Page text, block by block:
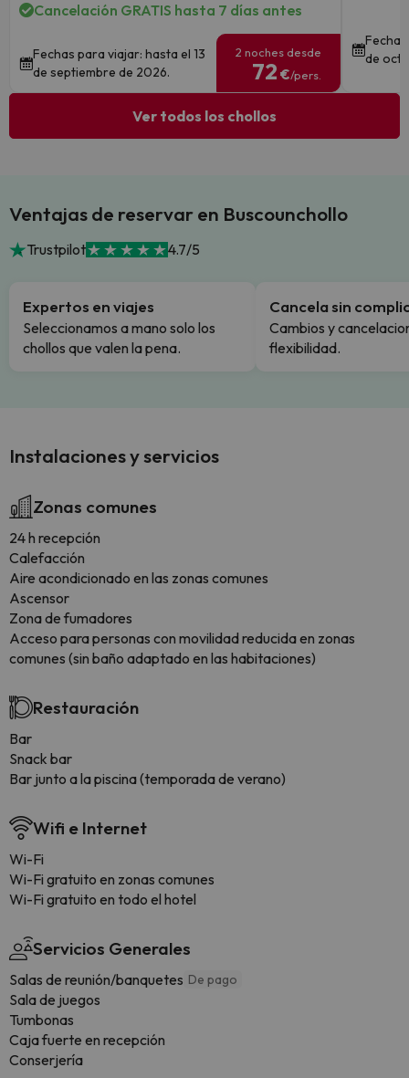
Cancelación GRATIS hasta 7 días antes
Fechas para viajar: hasta el 13
de septiembre de 2026.
2 noches desde
72 €/pers.
de
Ver todos los chollos
Ventajas de reservar en Buscounchollo
Trustpilot 4.7/5
Expertos en viajes
Seleccionamos a mano solo los
chollos que valen la pena.
Cancela sin
Cambios y
flexibilidad.
Instalaciones y servicios
Zonas comunes
24 h recepción
Calefacción
Aire acondicionado en las zonas comunes
Ascensor
Zona de fumadores
Acceso para personas con movilidad reducida en zonas
comunes (sin baño adaptado en las habitaciones)
Restauración
Bar
Snack bar
Bar junto a la piscina (temporada de verano)
Wifi e Internet
Wi-Fi
Wi-Fi gratuito en zonas comunes
Wi-Fi gratuito en todo el hotel
Servicios Generales
Salas de reunión/banquetes De pago
Sala de juegos
Tumbonas
Caja fuerte en recepción
Conserjería